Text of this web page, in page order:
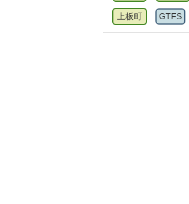
上板町 GTFS